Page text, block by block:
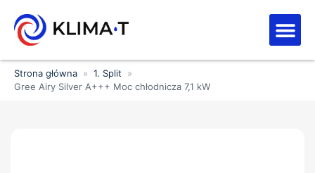
Strona główna » 1. Split
»
Gree Airy Silver A+++ Moc chłodnicza 7,1 kW